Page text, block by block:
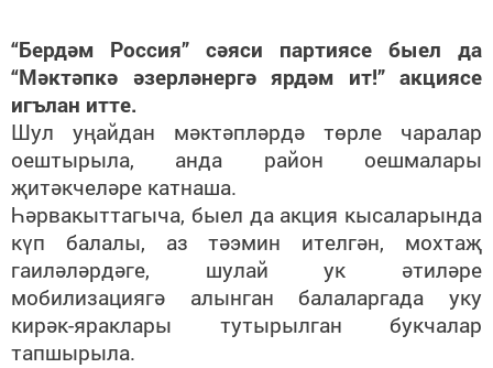
“Бердәм Россия” сәяси партиясе быел да
“Мәктәпкә әзерләнергә ярдәм ит!” акциясе
игълан итте.
Шул уңайдан мәктәпләрдә төрле чаралар
оештырыла, анда район оешмалары
җитәкчеләре катнаша.
Һәрвакыттагыча, быел да акция кысаларында
күп балалы, аз тәэмин ителгән, мохтаҗ
гаиләләрдәге, шулай ук әтиләре
мобилизациягә алынган балаларгада уку
кирәк-яраклары тутырылган букчалар
тапшырыла.